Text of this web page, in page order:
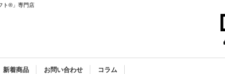
ト®」専門店
新着商品 お問い合わせ コラム